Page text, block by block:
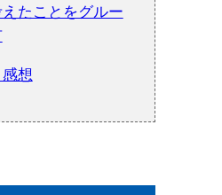
たことをグルー
想